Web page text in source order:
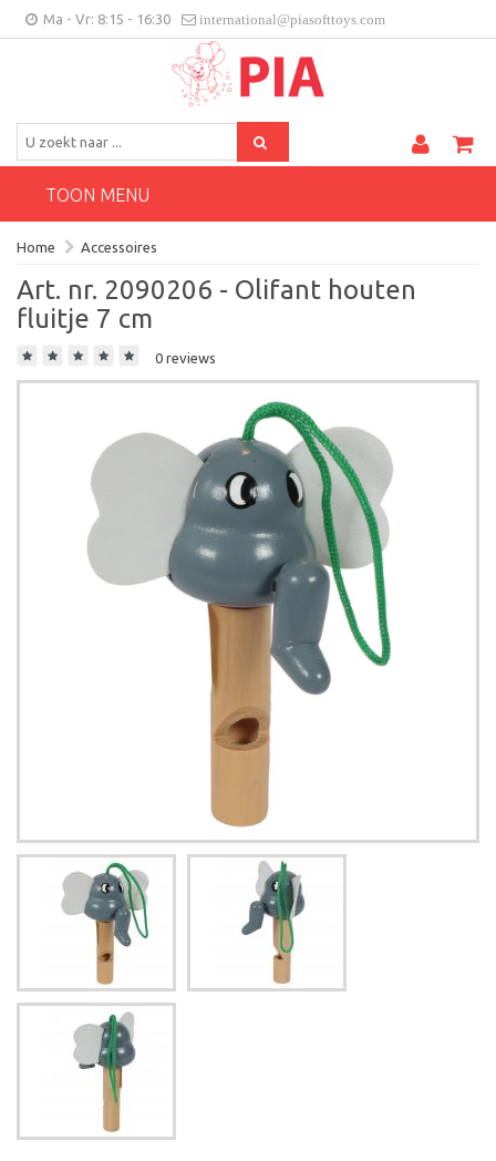
Ma - Vr: 8:15 - 16:30 international@piasofttoys.com
Klantenfeedback
BE/NL
TOON MENU
Home Accessoires
Art. nr. 2090206 - Olifant houten
fluitje 7 cm
0 reviews